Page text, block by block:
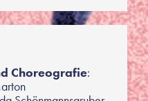
Choreografie: